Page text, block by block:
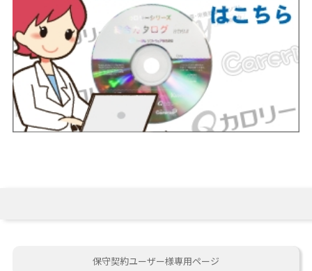
保守契約ユーザー様専用ページ